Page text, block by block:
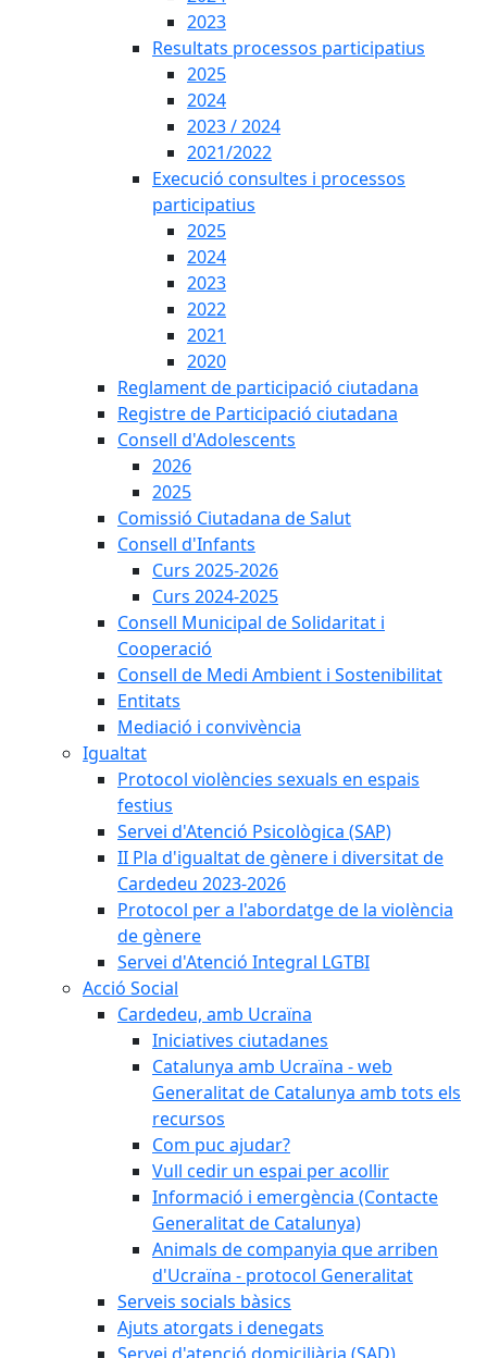
2023
Resultats processos participatius
2025
2024
2023 / 2024
2021/2022
Execució consultes i processos
participatius
2025
2024
2023
2022
2021
2020
Reglament de participació ciutadana
Registre de Participació ciutadana
Consell d'Adolescents
2026
2025
Comissió Ciutadana de Salut
Consell d'Infants
Curs 2025-2026
Curs 2024-2025
Consell Municipal de Solidaritat i
Cooperació
Consell de Medi Ambient i Sostenibilitat
Entitats
Mediació i convivència
Igualtat
Protocol violències sexuals en espais
festius
Servei d'Atenció Psicològica (SAP)
II Pla d'igualtat de gènere i diversitat de
Cardedeu 2023-2026
Protocol per a l'abordatge de la violència
de gènere
Servei d'Atenció Integral LGTBI
Acció Social
Cardedeu, amb Ucraïna
Iniciatives ciutadanes
Catalunya amb Ucraïna - web
Generalitat de Catalunya amb tots els
recursos
Com puc ajudar?
Vull cedir un espai per acollir
Informació i emergència (Contacte
Generalitat de Catalunya)
Animals de companyia que arriben
d'Ucraïna - protocol Generalitat
Serveis socials bàsics
Ajuts atorgats i denegats